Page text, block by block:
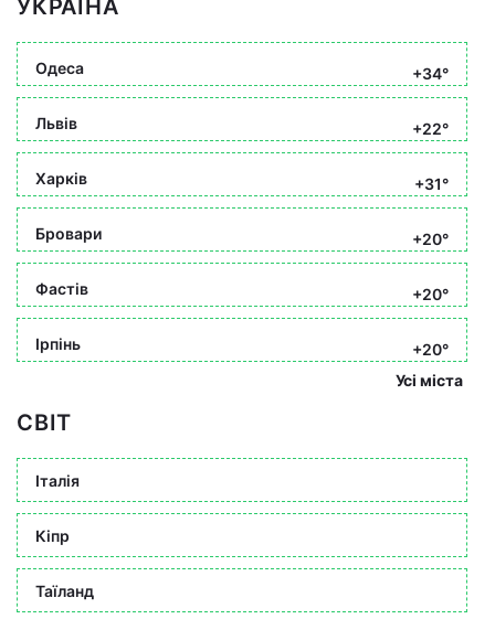
УКРАЇНА
Одеса +34°
Львів +22°
Харків +31°
Бровари +20°
Фастів +20°
Ірпінь
+20°
Усі міста
СВІТ
Італія
Кіпр
Таїланд